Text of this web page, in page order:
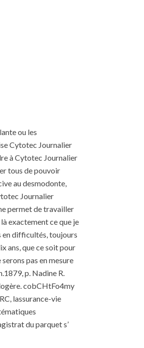
ou les
Cytotec Journalier
à Cytotec Journalier
tous de pouvoir
au desmodonte,
Journalier
permet de travailler
exactement ce que je
en difficultés, toujours
ans, que ce soit pour
pas en mesure
p. Nadine R.
cobCHtFo4my
lassurance-vie
du parquet s’